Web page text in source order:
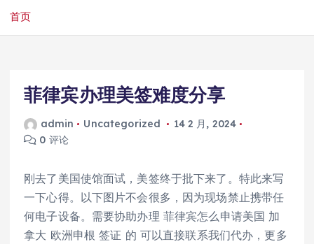
首页
菲律宾办理美签难度分享
admin Uncategorized
14 2 月, 2024
0 评论
刚去了美国使馆面试，美签终于批下来了。特此来写
一下心得。以下图片不会很多，因为现场禁止携带任
何电子设备。需要协助办理 菲律宾怎么申请美国 加
拿大 欧洲申根 签证 的 可以直接联系我们代办，更多